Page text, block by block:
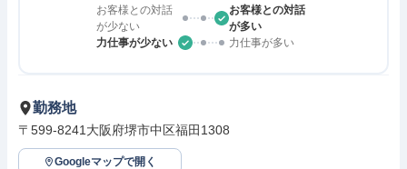
お客様との対話
が少ない
お客様との対話
が多い
力仕事が少ない
力仕事が多い
勤務地
〒599-8241大阪府堺市中区福田1308
Googleマップで開く